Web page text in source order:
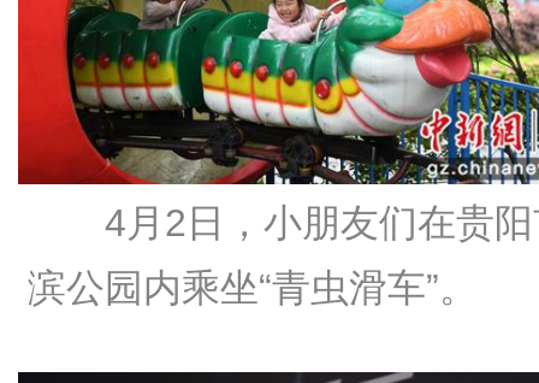
4月2日，小朋友们在贵
滨公园内乘坐“青虫滑车”。